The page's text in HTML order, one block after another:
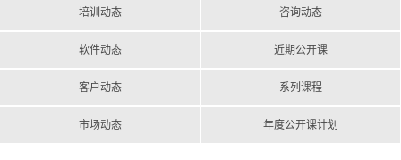
培训动态 咨询动态
软件动态 近期公开课
客户动态 系列课程
市场动态 年度公开课计划